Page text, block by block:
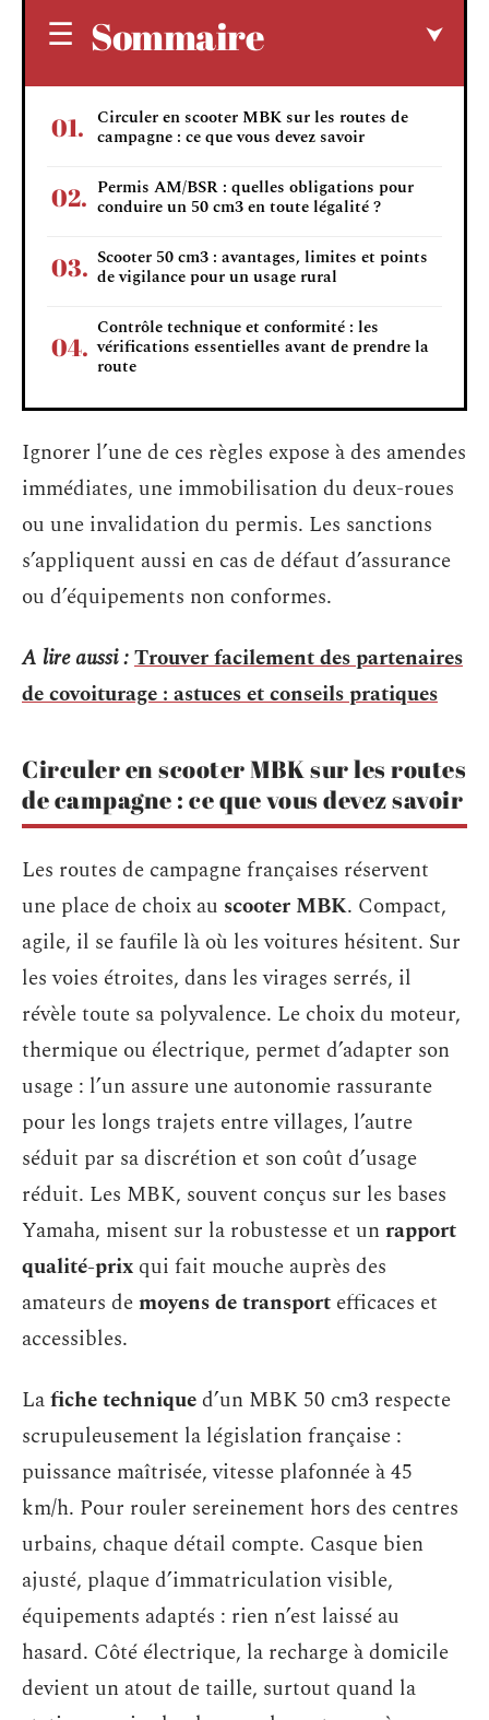
Sommaire
Circuler en scooter MBK sur les routes de
campagne : ce que vous devez savoir
Permis AM/BSR : quelles obligations pour
conduire un 50 cm3 en toute légalité ?
Scooter 50 cm3 : avantages, limites et points
de vigilance pour un usage rural
Contrôle technique et conformité : les
vérifications essentielles avant de prendre la
route
Ignorer l’une de ces règles expose à des amendes
immédiates, une immobilisation du deux-roues
ou une invalidation du permis. Les sanctions
s’appliquent aussi en cas de défaut d’assurance
ou d’équipements non conformes.
A lire aussi :Trouver facilement des partenaires
de covoiturage : astuces et conseils pratiques
Circuler en scooter MBK sur les routes
de campagne : ce que vous devez savoir
Les routes de campagne françaises réservent
une place de choix au scooter MBK. Compact,
agile, il se faufile là où les voitures hésitent. Sur
les voies étroites, dans les virages serrés, il
révèle toute sa polyvalence. Le choix du moteur,
thermique ou électrique, permet d’adapter son
usage : l’un assure une autonomie rassurante
pour les longs trajets entre villages, l’autre
séduit par sa discrétion et son coût d’usage
réduit. Les MBK, souvent conçus sur les bases
Yamaha, misent sur la robustesse et unrapport
qualité-prix qui fait mouche auprès des
amateurs demoyens de transport efficaces et
accessibles.
Lafiche techniqued’un MBK 50 cm3 respecte
scrupuleusement la législation française :
puissance maîtrisée, vitesse plafonnée à 45
km/h. Pour rouler sereinement hors des centres
urbains, chaque détail compte. Casque bien
ajusté, plaque d’immatriculation visible,
équipements adaptés : rien n’est laissé au
hasard. Côté électrique, la recharge à domicile
devient un atout de taille, surtout quand la